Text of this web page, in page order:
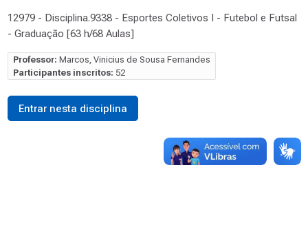
12979 - Disciplina.9338 - Esportes Coletivos I - Futebol e Futsal
- Graduação [63 h/68 Aulas]
Professor: Marcos, Vinicius de Sousa Fernandes
Participantes inscritos: 52
Entrar nesta disciplina